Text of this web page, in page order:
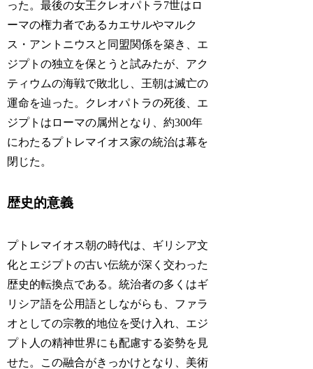
った。最後の女王クレオパトラ7世はロ
ーマの権力者であるカエサルやマルク
ス・アントニウスと同盟関係を築き、エ
ジプトの独立を保とうと試みたが、アク
ティウムの海戦で敗北し、王朝は滅亡の
運命を辿った。クレオパトラの死後、エ
ジプトはローマの属州となり、約300年
にわたるプトレマイオス家の統治は幕を
閉じた。
歴史的意義
プトレマイオス朝の時代は、ギリシア文
化とエジプトの古い伝統が深く交わった
歴史的転換点である。統治者の多くはギ
リシア語を公用語としながらも、ファラ
オとしての宗教的地位を受け入れ、エジ
プト人の精神世界にも配慮する姿勢を見
せた。この融合がきっかけとなり、美術